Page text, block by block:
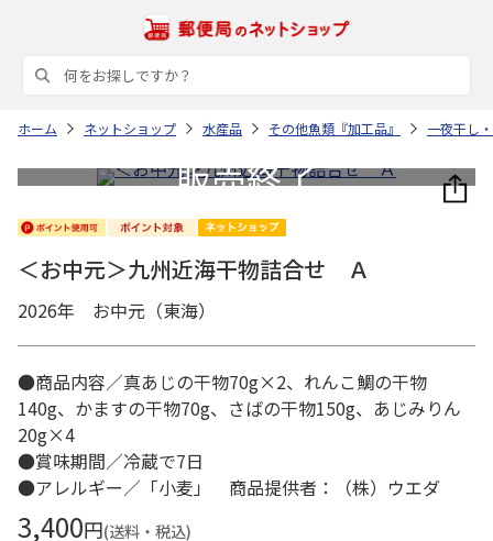
ホーム ネットショップ 水産品 その他魚類『加工品』 一夜干し
＜お中元＞九州近海干物詰合せ Ａ
2026年 お中元（東海）
●商品内容／真あじの干物70g×2、れんこ鯛の干物
140g、かますの干物70g、さばの干物150g、あじみりん
20g×4
●賞味期間／冷蔵で7日
●アレルギー／「小麦」 商品提供者：（株）ウエダ
3,400円(送料・税込)